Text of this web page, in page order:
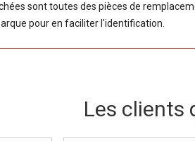
sont toutes des pièces de
pour en faciliter l'identification.
Les clients